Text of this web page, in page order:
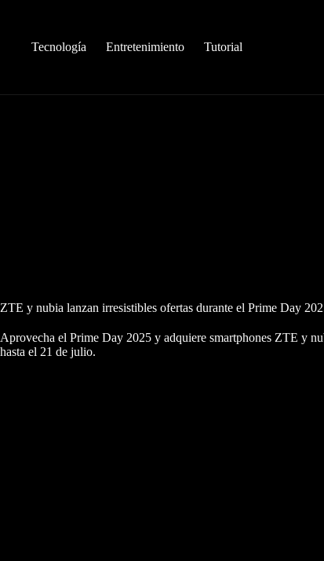
Tecnología
Entretenimiento Tutorial
ZTE y nubia lanzan irresistibles ofertas durante el Prime Day
Aprovecha el Prime Day 2025 y adquiere smartphones ZTE y
hasta el 21 de julio.